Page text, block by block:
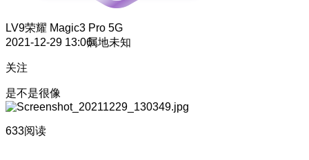
LV9荣耀 Magic3 Pro 5G
2021-12-29 13:06属地未知
关注
是不是很像
633阅读